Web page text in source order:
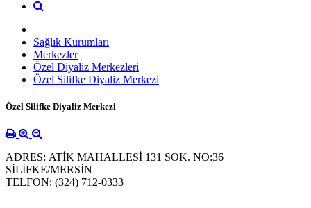
Sağlık Kurumları
Merkezler
Özel Diyaliz Merkezleri
Özel Silifke Diyaliz Merkezi
Özel Silifke Diyaliz Merkezi
ADRES: ATİK MAHALLESİ 131 SOK. NO:36
SİLİFKE/MERSİN
TELFON: (324) 712-0333